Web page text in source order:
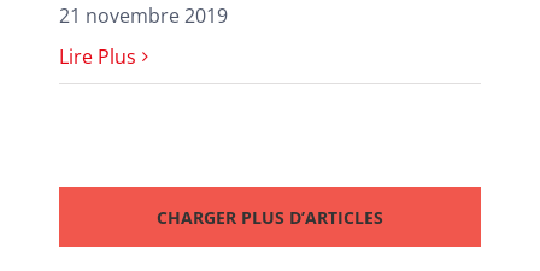
21 novembre 2019
Lire Plus
CHARGER PLUS D’ARTICLES